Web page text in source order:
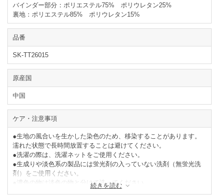
バインダー部分：ポリエステル75% ポリウレタン25%
裏地：ポリエステル85% ポリウレタン15%
品番
SK-TT26015
原産国
中国
ケア・注意事項
●生地の風合いを生かした染色のため、移染することがあります。
濡れた状態で長時間放置することは避けてください。
●洗濯の際は、洗濯ネットをご使用ください。
●生成りや淡色系の製品には蛍光剤の入っていない洗剤（無蛍光洗
剤）をご使用ください。
●濃色の物は淡色の物と分けて洗ってください。
●タンブラー乾燥はお避けください。
続きを読む